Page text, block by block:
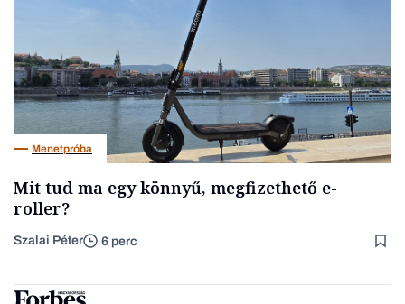
Menetpróba
Mit tud ma egy könnyű, megfizethető e-
roller?
Szalai Péter 6 perc